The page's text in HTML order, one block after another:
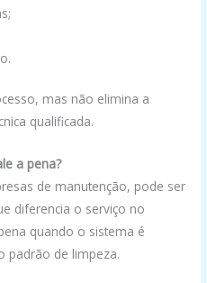
mas não elimina a
qualificada.
a pena?
de manutenção, pode ser
diferencia o serviço no
quando o sistema é
padrão de limpeza.